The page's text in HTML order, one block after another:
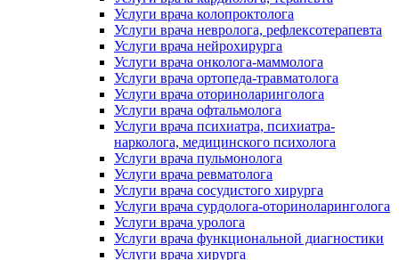
Услуги врача колопроктолога
Услуги врача невролога, рефлексотерапевта
Услуги врача нейрохирурга
Услуги врача онколога-маммолога
Услуги врача ортопеда-травматолога
Услуги врача оториноларинголога
Услуги врача офтальмолога
Услуги врача психиатра, психиатра-
нарколога, медицинского психолога
Услуги врача пульмонолога
Услуги врача ревматолога
Услуги врача сосудистого хирурга
Услуги врача сурдолога-оториноларинголога
Услуги врача уролога
Услуги врача функциональной диагностики
Услуги врача хирурга